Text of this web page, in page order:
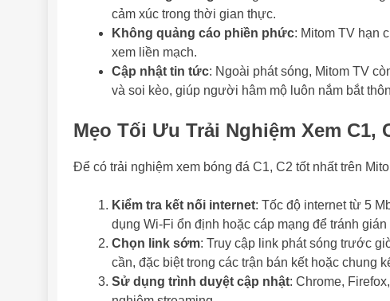
cảm xúc trong thời gian thực.
Không quảng cáo phiền phức: Mitom TV hạn
xem liền mạch.
Cập nhật tin tức: Ngoài phát sóng, Mitom TV
và soi kèo, giúp người hâm mộ luôn nắm bắt
Mẹo Tối Ưu Trải Nghiệm Xem C1,
Để có trải nghiệm xem bóng đá C1, C2 tốt nhất trên
Kiểm tra kết nối internet: Tốc độ internet từ 5
dụng Wi-Fi ổn định hoặc cáp mạng để tránh gián
Chọn link sớm: Truy cập link phát sóng trước
cần, đặc biệt trong các trận bán kết hoặc chung
Sử dụng trình duyệt cập nhật: Chrome,